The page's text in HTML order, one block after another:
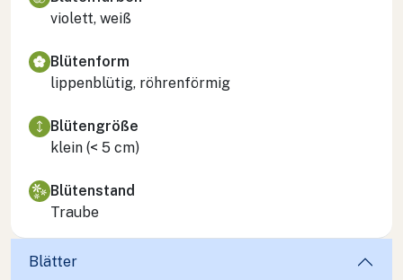
violett, weiß
Blütenform
lippenblütig, röhrenförmig
Blütengröße
klein (< 5 cm)
Blütenstand
Traube
Blätter